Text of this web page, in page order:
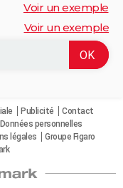
Voir un exemple
Voir un exemple
Publicité
Contact
Données personnelles
légales
Groupe Figaro